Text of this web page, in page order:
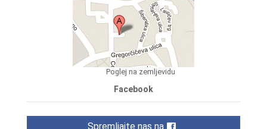
Poglej na zemljevidu
Facebook
Spremljajte nas na